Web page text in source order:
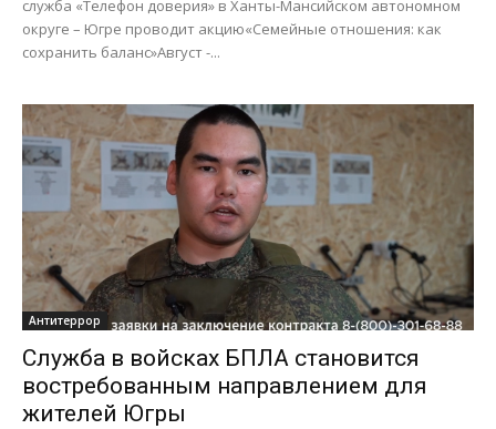
служба «Телефон доверия» в Ханты-Мансийском автономном
округе – Югре проводит акцию«Семейные отношения: как
сохранить баланс»Август -...
Антитеррор
Служба в войсках БПЛА становится
востребованным направлением для
жителей Югры